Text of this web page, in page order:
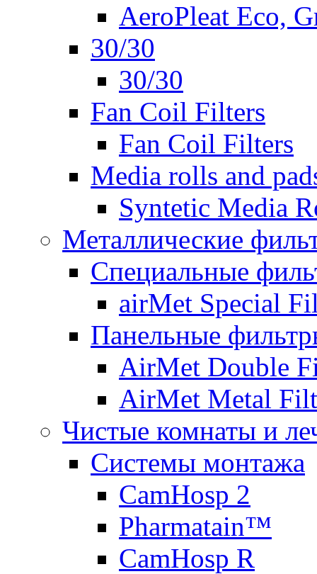
AeroPleat Eco,
30/30
30/30
Fan Coil Filters
Fan Coil Filters
Media rolls and
Syntetic Media
Металлические
Специальные
airMet Special
Панельные
AirMet Double
AirMet Metal
Чистые комнаты и
Системы монтажа
CamHosp 2
Pharmatain™
CamHosp R